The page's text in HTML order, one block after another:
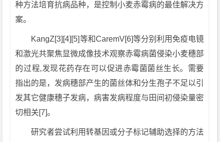
种方法培育抗病品种，是控制小麦赤霉病的最佳解决方
案。
KangZ[3][4][5]等和CaremV[6]等分别利用免疫电镜
和激光共聚焦显微成像技术观察赤霉病菌侵染小麦穗部
的过程,发现花药存在可以促进赤霉菌菌丝生长。需要
指出的是，发病穗部产生的菌丝体和分生孢子不足以引
发其它健康穗子发病，病害发病程度与田间初侵染量密
切相关[7]。
研究者尝试利用转基因或分子标记辅助选择的方法